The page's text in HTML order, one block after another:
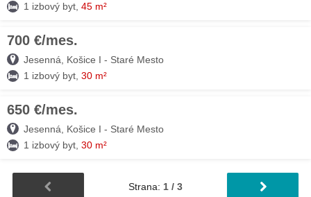
1 izbový byt, 45 m²
700 €/mes.
Jesenná, Košice I - Staré Mesto
1 izbový byt, 30 m²
650 €/mes.
Jesenná, Košice I - Staré Mesto
1 izbový byt, 30 m²
Strana: 1 / 3